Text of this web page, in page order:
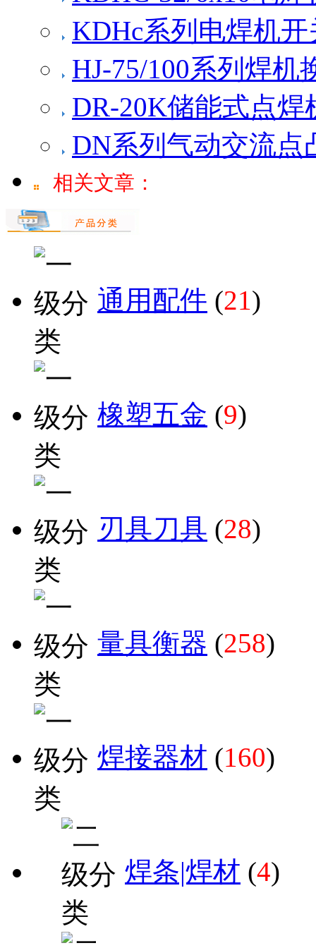
KDHc系列电焊机开
HJ-75/100系列焊机
DR-20K储能式点焊
DN系列气动交流点
相关文章：
通用配件 (21)
橡塑五金 (9)
刃具刀具 (28)
量具衡器 (258)
焊接器材 (160)
焊条|焊材 (4)